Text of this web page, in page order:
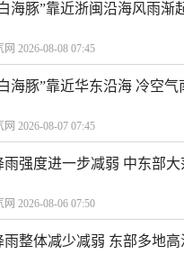
海豚”靠近浙闽沿海风雨渐
网 2026-08-08 07:45
海豚”靠近华东沿海 冷空
网 2026-08-07 07:45
雨强度进一步减弱 中东部
网 2026-08-06 07:50
雨整体减少减弱 东部多地